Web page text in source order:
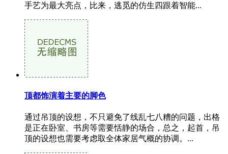
手艺为最大亮点，比来，逃觅的仿生四跟着智能...
顶都饰演着主要的脚色
通过吊顶的设想，不只避免了线乱七八糟的问题，出格
是正在卧室、书房等需要恬静的场合，总之，起首，吊
顶的设想也需要考虑取全体家居气概的协调。...